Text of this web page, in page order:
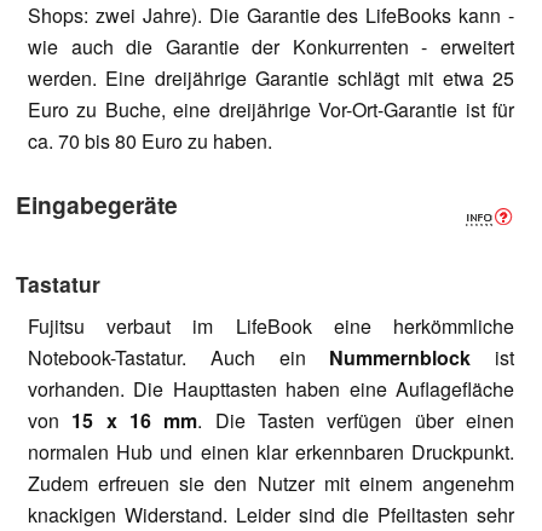
Shops: zwei Jahre). Die Garantie des LifeBooks kann -
wie auch die Garantie der Konkurrenten - erweitert
werden. Eine dreijährige Garantie schlägt mit etwa 25
Euro zu Buche, eine dreijährige Vor-Ort-Garantie ist für
ca. 70 bis 80 Euro zu haben.
Eingabegeräte
Tastatur
Fujitsu verbaut im LifeBook eine herkömmliche
Notebook-Tastatur. Auch ein Nummernblock ist
vorhanden. Die Haupttasten haben eine Auflagefläche
von 15 x 16 mm. Die Tasten verfügen über einen
normalen Hub und einen klar erkennbaren Druckpunkt.
Zudem erfreuen sie den Nutzer mit einem angenehm
knackigen Widerstand. Leider sind die Pfeiltasten sehr